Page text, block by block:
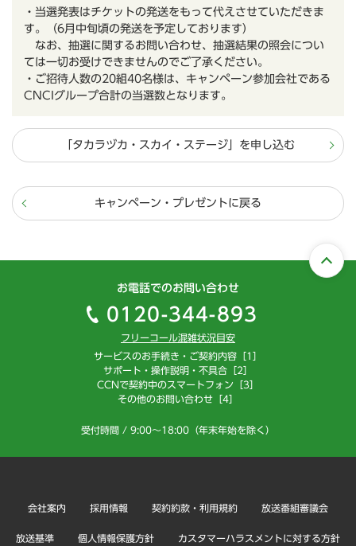
・当選発表はチケットの発送をもって代えさせていただきま
す。（6月中旬頃の発送を予定しております）
なお、抽選に関するお問い合わせ、抽選結果の照会につい
ては一切お受けできませんのでご了承ください。
・ご招待人数の20組40名様は、キャンペーン参加会社である
CNCIグループ合計の当選数となります。
「タカラヅカ・スカイ・ステージ」を申し込む
キャンペーン・プレゼントに戻る
お電話でのお問い合わせ
0120-344-893
フリーコール混雑状況目安
サービスのお手続き・ご契約内容［1］
サポート・操作説明・不具合［2］
CCNで契約中のスマートフォン［3］
その他のお問い合わせ［4］
受付時間 / 9:00～18:00（年末年始を除く）
会社案内 採用情報 契約約款・利用規約 放送番組審議会
放送基準 個人情報保護方針 カスタマーハラスメントに対する方針